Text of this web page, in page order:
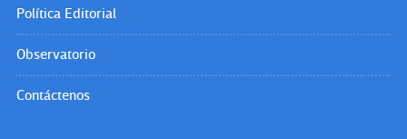
Política Editorial
Observatorio
Contáctenos